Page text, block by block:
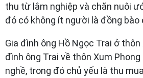
thu từ lâm nghiệp và chăn nuôi
đó có không ít người là đồng bào
Gia đình ông Hồ Ngọc Trai ở
đình ông Trai về thôn Xum
nghề, trong đó chủ yếu là thu